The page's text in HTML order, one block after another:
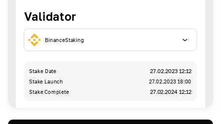
Validator
BinanceStaking
Stake Date 27.02.2023 12:12
Stake Launch
27.02.2023 18:00
Stake Complete
27.02.2024 12:12